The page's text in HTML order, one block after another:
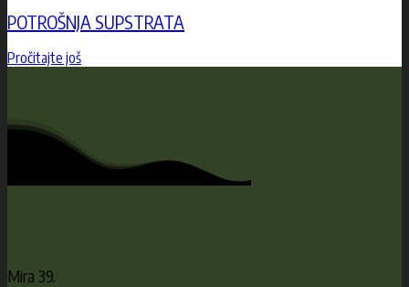
POTROŠNJA SUPSTRATA
Pročitajte još
Mira 39.